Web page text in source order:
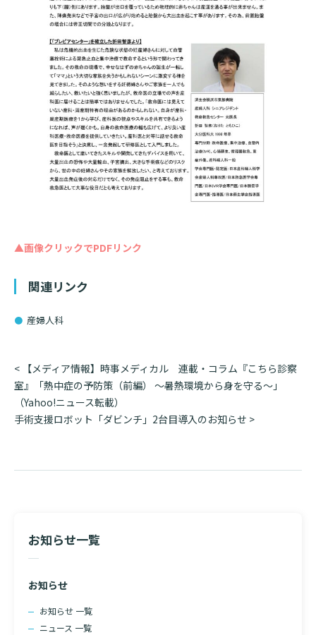
LINEサービスについて
無料低額診療のご案内
東部病院の就労支援サービス
診断書等文書のお申込みについて
診療記録（カルテ）の開示について
よくあるご質問
取材の申し込み プライバシーポリシー
▲画像クリックでPDFリンク
関連リンク
産婦人科
投
稿
ナ
ビ
シ
< 【メディア情報】時事メディカル 連載・コラム『こちら診察
室』「熱中症の予防策（前編） ～暑熱環境から身を守る～」
（Yahoo!ニュース転載）
手術支援ロボット「ダビンチ」2台目導入のお知らせ >
お知らせ一覧
お知らせ
お知らせ 一覧
ニュース 一覧